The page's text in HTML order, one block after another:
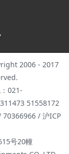
2006 - 2017
021-
51558172
/ 沪ICP
号20幢